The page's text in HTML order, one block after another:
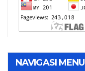
NAVIGASI MENU